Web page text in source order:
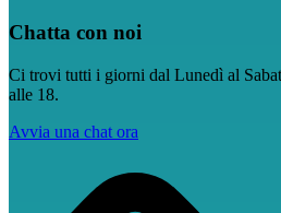
Chatta con noi
Ci trovi tutti i giorni dal Lunedì al
alle 18.
Avvia una chat ora